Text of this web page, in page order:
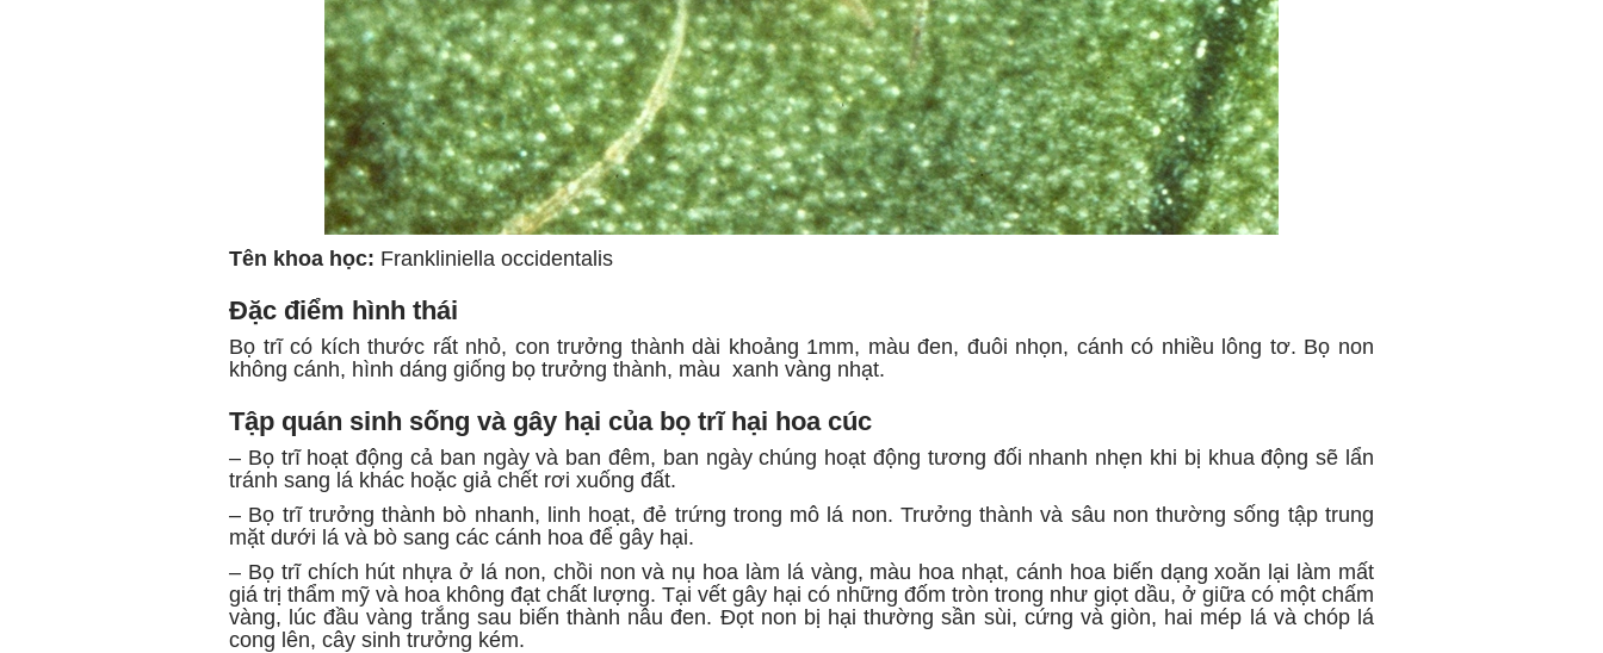
Tên khoa học: Frankliniella occidentalis
Đặc điểm hình thái
Bọ trĩ có kích thước rất nhỏ, con trưởng thành dài khoảng 1mm, màu đen, đuôi nhọn, cánh có nhiều lông tơ. Bọ non
không cánh, hình dáng giống bọ trưởng thành, màu xanh vàng nhạt.
Tập quán sinh sống và gây hại của bọ trĩ hại hoa cúc
– Bọ trĩ hoạt động cả ban ngày và ban đêm, ban ngày chúng hoạt động tương đối nhanh nhẹn khi bị khua động sẽ lẩn
tránh sang lá khác hoặc giả chết rơi xuống đất.
– Bọ trĩ trưởng thành bò nhanh, linh hoạt, đẻ trứng trong mô lá non. Trưởng thành và sâu non thường sống tập trung
mặt dưới lá và bò sang các cánh hoa để gây hại.
– Bọ trĩ chích hút nhựa ở lá non, chồi non và nụ hoa làm lá vàng, màu hoa nhạt, cánh hoa biến dạng xoăn lại làm mất
giá trị thẩm mỹ và hoa không đạt chất lượng. Tại vết gây hại có những đốm tròn trong như giọt dầu, ở giữa có một chấm
vàng, lúc đầu vàng trắng sau biến thành nâu đen. Đọt non bị hại thường sần sùi, cứng và giòn, hai mép lá và chóp lá
cong lên, cây sinh trưởng kém.